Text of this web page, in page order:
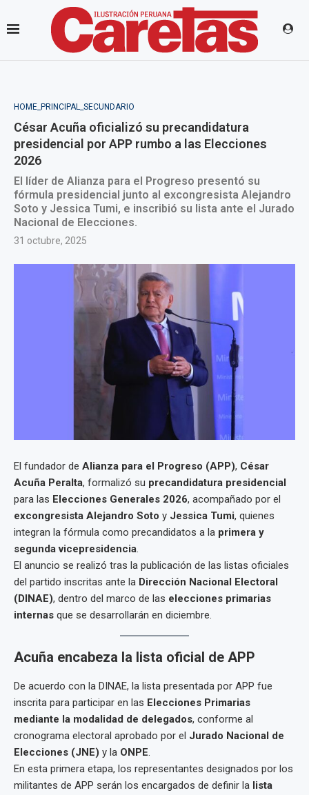
HOME_PRINCIPAL_SECUNDARIO
César Acuña oficializó su precandidatura
presidencial por APP rumbo a las Elecciones
2026
El líder de Alianza para el Progreso presentó su
fórmula presidencial junto al excongresista Alejandro
Soto y Jessica Tumi, e inscribió su lista ante el Jurado
Nacional de Elecciones.
31 octubre, 2025
El fundador de Alianza para el Progreso (APP), César
Acuña Peralta, formalizó su precandidatura presidencial
para las Elecciones Generales 2026, acompañado por el
excongresista Alejandro Soto y Jessica Tumi, quienes
integran la fórmula como precandidatos a la primera y
segunda vicepresidencia.
El anuncio se realizó tras la publicación de las listas oficiales
del partido inscritas ante la Dirección Nacional Electoral
(DINAE), dentro del marco de las elecciones primarias
internas que se desarrollarán en diciembre.
Acuña encabeza la lista oficial de APP
De acuerdo con la DINAE, la lista presentada por APP fue
inscrita para participar en las Elecciones Primarias
mediante la modalidad de delegados, conforme al
cronograma electoral aprobado por el Jurado Nacional de
Elecciones (JNE) y la ONPE.
En esta primera etapa, los representantes designados por los
militantes de APP serán los encargados de definir la lista